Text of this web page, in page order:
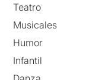
Teatro
Musicales
Humor
Infantil